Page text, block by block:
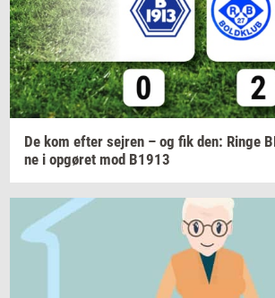
De kom efter sej­ren – og fik den: Ringe
ne i op­gø­ret mod B1913